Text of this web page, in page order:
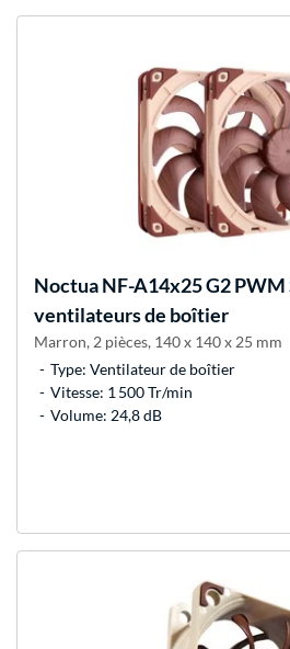
NoctuaNF-A14x25 G2 PWM
ventilateurs de boîtier
Marron, 2 pièces, 140 x 140 x 25 mm
Type: Ventilateur de boîtier
Vitesse: 1 500 Tr/min
Volume: 24,8 dB